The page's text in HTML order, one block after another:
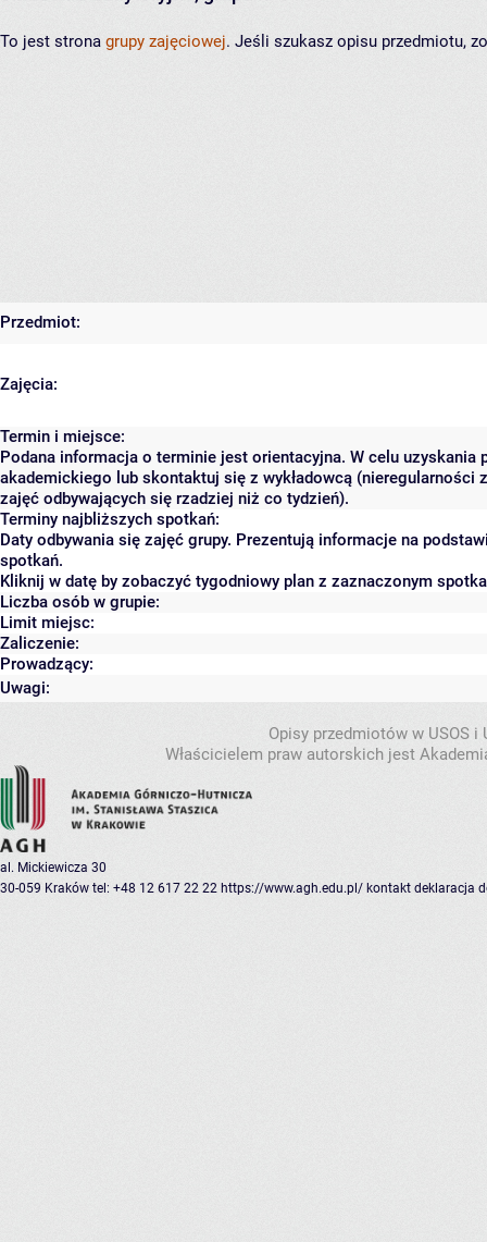
To jest strona grupy zajęciowej. Jeśli szukasz opisu przedmiotu,
Przedmiot:
Zajęcia:
Termin i miejsce:
Podana informacja o terminie jest orientacyjna. W celu
akademickiego lub skontaktuj się z wykładowcą (nieregularności
zajęć odbywających się rzadziej niż co tydzień).
Terminy najbliższych spotkań:
Daty odbywania się zajęć grupy. Prezentują informacje na
spotkań.
Kliknij w datę by zobaczyć tygodniowy plan z zaznaczonym
Liczba osób w grupie:
Limit miejsc:
Zaliczenie:
Prowadzący:
Uwagi:
Opisy przedmiotów w USOS
Właścicielem praw autorskich jest
al. Mickiewicza 30
30-059 Kraków tel: +48 12 617 22 22 https://www.agh.edu.pl/ kontakt deklaracja